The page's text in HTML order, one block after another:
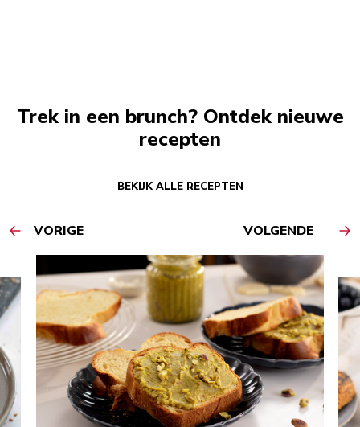
Trek in een brunch? Ontdek nieuwe
recepten
BEKIJK ALLE RECEPTEN
VORIGE VOLGENDE